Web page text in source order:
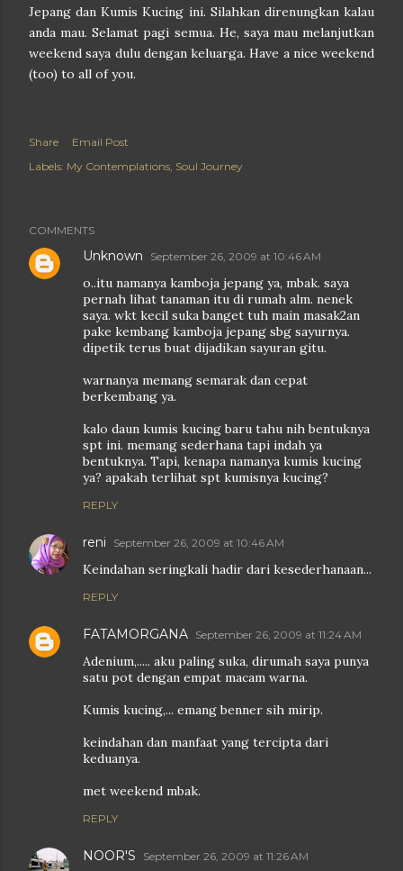
Jepang dan Kumis Kucing ini. Silahkan direnungkan kalau
anda mau. Selamat pagi semua. He, saya mau melanjutkan
weekend saya dulu dengan keluarga. Have a nice weekend
(too) to all of you.
Share
Email Post
Labels: My Contemplations Soul Journey
COMMENTS
Unknown September 26, 2009 at 10:46 AM
o..itu namanya kamboja jepang ya, mbak. saya
pernah lihat tanaman itu di rumah alm. nenek
saya. wkt kecil suka banget tuh main masak2an
pake kembang kamboja jepang sbg sayurnya.
dipetik terus buat dijadikan sayuran gitu.
warnanya memang semarak dan cepat
berkembang ya.
kalo daun kumis kucing baru tahu nih bentuknya
spt ini. memang sederhana tapi indah ya
bentuknya. Tapi, kenapa namanya kumis kucing
ya? apakah terlihat spt kumisnya kucing?
REPLY
reni September 26, 2009 at 10:46 AM
Keindahan seringkali hadir dari kesederhanaan...
REPLY
FATAMORGANA September 26, 2009 at 11:24 AM
Adenium,..... aku paling suka, dirumah saya punya
satu pot dengan empat macam warna.
Kumis kucing,... emang benner sih mirip.
keindahan dan manfaat yang tercipta dari
keduanya.
met weekend mbak.
REPLY
NOOR'S September 26, 2009 at 11:26 AM